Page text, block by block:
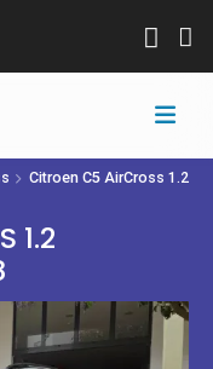
Citroen C5 AirCross 1.2
1.2